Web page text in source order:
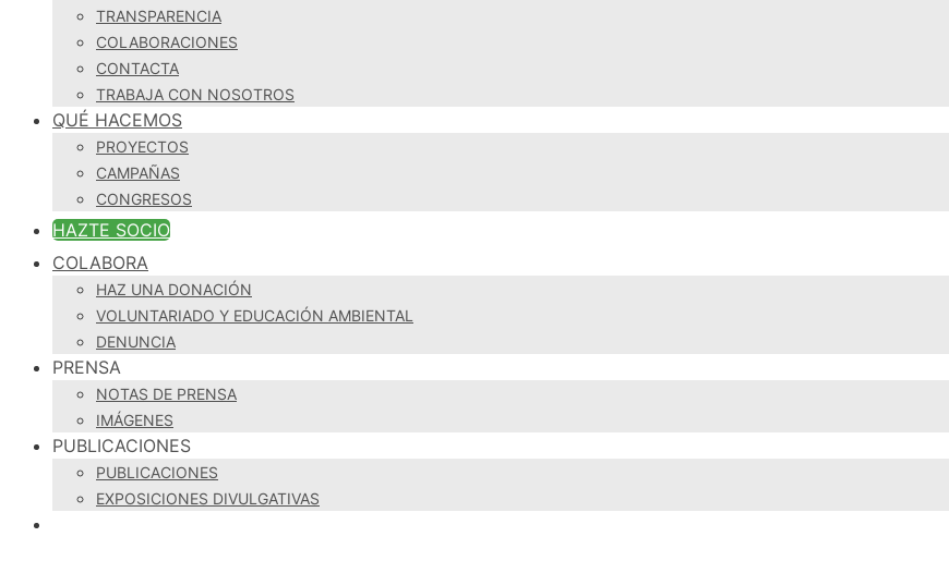
TRANSPARENCIA
COLABORACIONES
CONTACTA
TRABAJA CON NOSOTROS
QUÉ HACEMOS
PROYECTOS
CAMPAÑAS
CONGRESOS
HAZTE SOCIO
COLABORA
HAZ UNA DONACIÓN
VOLUNTARIADO Y EDUCACIÓN AMBIENTAL
DENUNCIA
PRENSA
NOTAS DE PRENSA
IMÁGENES
PUBLICACIONES
PUBLICACIONES
EXPOSICIONES DIVULGATIVAS